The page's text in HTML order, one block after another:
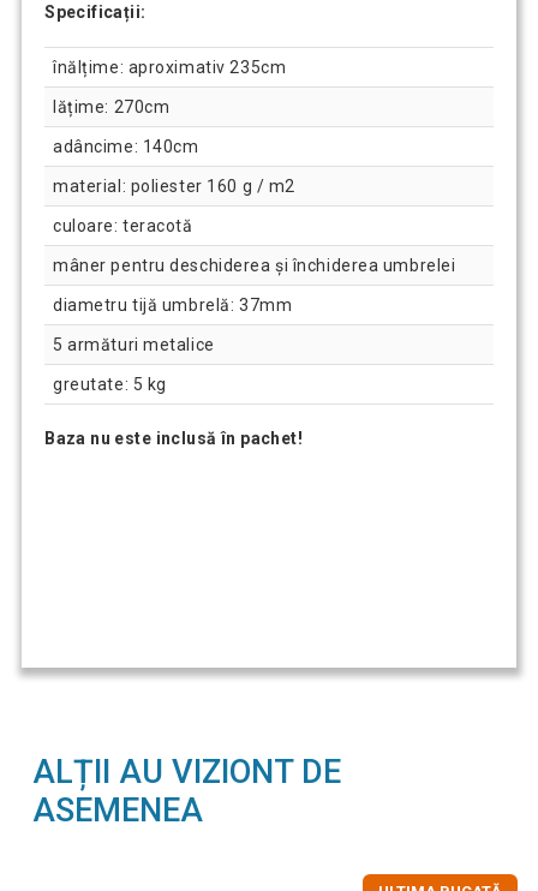
Specificații:
înălțime: aproximativ 235cm
lățime: 270cm
adâncime: 140cm
material: poliester 160 g / m2
culoare: teracotă
mâner pentru deschiderea și închiderea umbrelei
diametru tijă umbrelă: 37mm
5 armături metalice
greutate: 5 kg
Baza nu este inclusă în pachet!
ALȚII AU VIZIONT DE
ASEMENEA